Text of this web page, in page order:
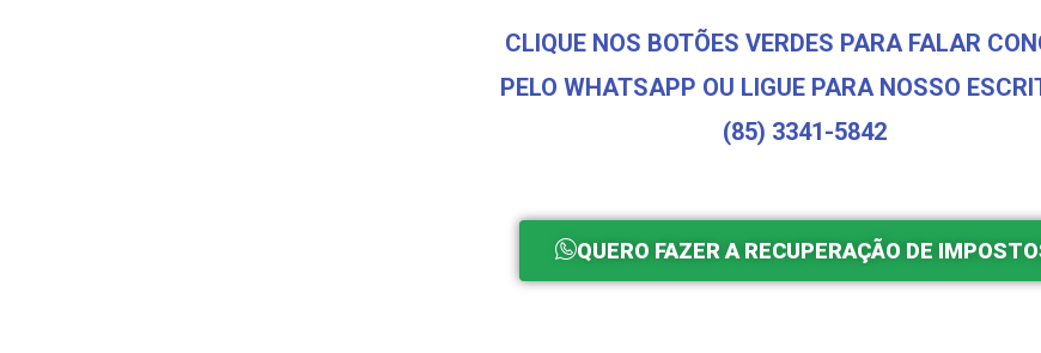
CLIQUE NOS BOTÕES VERDES PARA FALAR
PELO WHATSAPP OU LIGUE PARA NOSSO
(85) 3341-5842
QUERO FAZER A RECUPERAÇÃO DE